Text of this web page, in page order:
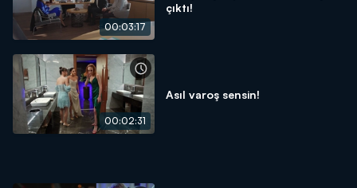
00:03:17
çıktı!
00:02:31
Asıl varoş sensin!